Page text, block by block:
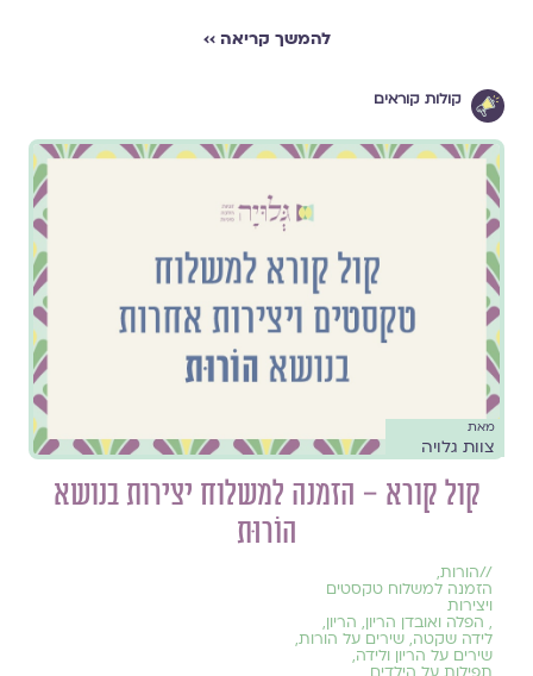
להמשך קריאה ››
קולות קוראים
מאת
צוות גלויה
קול קורא – הזמנה למשלוח יצירות בנושא
הוֹרוּת
//הורות,
הזמנה למשלוח טקסטים
ויצירות
, הפלה ואובדן הריון, הריון,
לידה שקטה, שירים על הורות,
שירים על הריון ולידה,